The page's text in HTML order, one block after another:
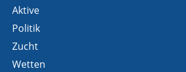
Aktive
Politik
Zucht
Wetten